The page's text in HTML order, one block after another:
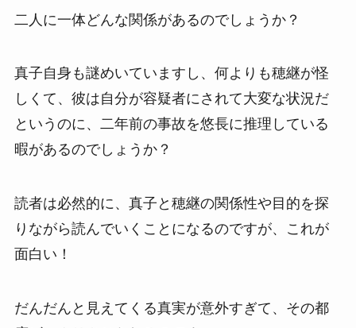
二人に一体どんな関係があるのでしょうか？
真子自身も謎めいていますし、何よりも穂継が怪
しくて、彼は自分が容疑者にされて大変な状況だ
というのに、二年前の事故を悠長に推理している
暇があるのでしょうか？
読者は必然的に、真子と穂継の関係性や目的を探
りながら読んでいくことになるのですが、これが
面白い！
だんだんと見えてくる真実が意外すぎて、その都